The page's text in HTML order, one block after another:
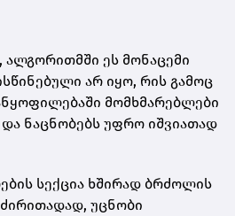
ეს მონაცემი
არ იყო, რის გამოც
მომხმარებლები
და ნაცნობებს უფრო იშვიათად
სექცია ხშირად ბრძოლის
უცნობი